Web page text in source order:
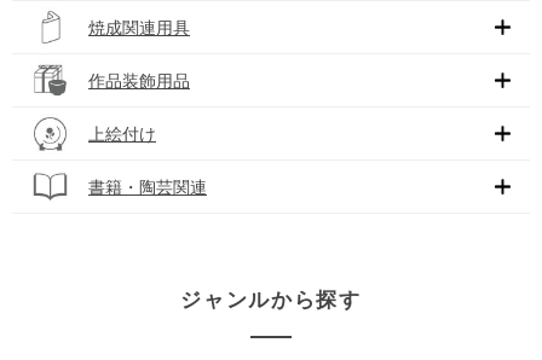
焼成関連用具
作品装飾用品
上絵付け
書籍・陶芸関連
ジャンルから探す